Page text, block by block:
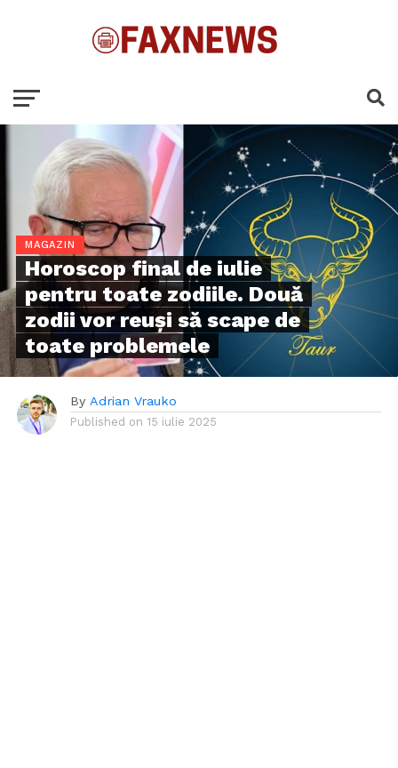
MAGAZIN
Horoscop final de iulie
pentru toate zodiile. Două
zodii vor reuși să scape de
toate problemele
By Adrian Vrauko
Published on 15 iulie 2025